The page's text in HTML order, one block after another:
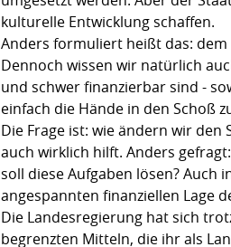
kulturelle Entwicklung schaffen.
Anders formuliert heißt das:
Dennoch wissen wir natürlich
und schwer finanzierbar sind -
einfach die Hände in den Schoß
Die Frage ist: wie ändern wir
auch wirklich hilft. Anders
soll diese Aufgaben lösen? Auch
angespannten finanziellen Lage
Die Landesregierung hat sich
begrenzten Mitteln, die ihr als